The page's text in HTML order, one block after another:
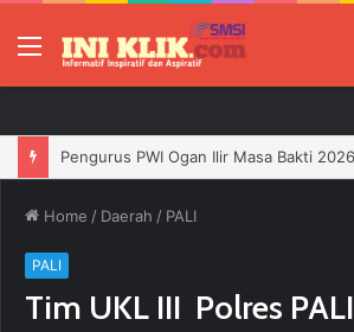
Menu
Home / Daerah / PALI
PALI
Tim UKL III Polres PALI